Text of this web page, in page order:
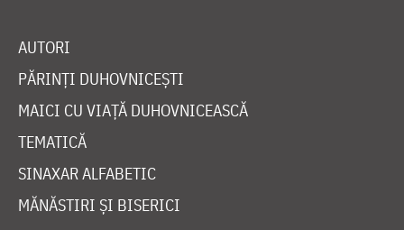
AUTORI
PĂRINȚI DUHOVNICEȘTI
MAICI CU VIAȚĂ DUHOVNICEASCĂ
TEMATICĂ
SINAXAR ALFABETIC
MĂNĂSTIRI ȘI BISERICI